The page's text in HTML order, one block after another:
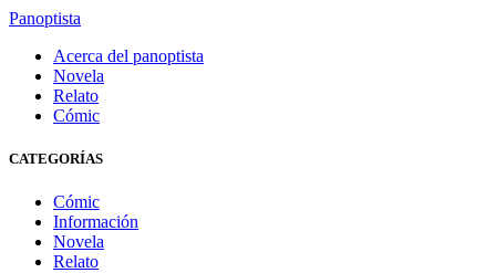
Panoptista
Acerca del panoptista
Novela
Relato
Cómic
CATEGORÍAS
Cómic
Información
Novela
Relato